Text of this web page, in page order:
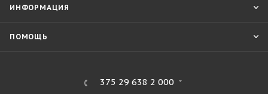
ИНФОРМАЦИЯ
ПОМОЩЬ
375 29 638 2 000